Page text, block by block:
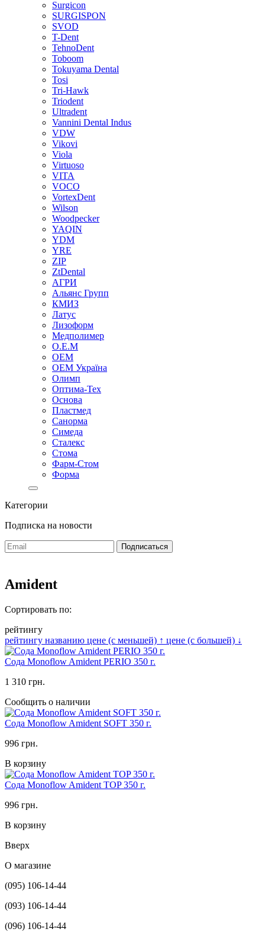
Surgicon
SURGISPON
SVOD
T-Dent
TehnoDent
Toboom
Tokuyama Dental
Tosi
Tri-Hawk
Triodent
Ultradent
Vannini Dental Indus
VDW
Vikovi
Viola
Virtuoso
VITA
VOCO
VortexDent
Wilson
Woodpecker
YAQIN
YDM
YRE
ZIP
ZtDental
АГРИ
Альянс Групп
КМИЗ
Латус
Лизоформ
Медполимер
О.Е.М
ОЕМ
ОЕМ Україна
Олимп
Оптима-Тех
Основа
Пластмед
Санорма
Симеда
Сталекс
Стома
Фарм-Стом
Форма
Категории
Подписка на новости
Amident
Сортировать по:
рейтингу
рейтингу названию цене (с меньшей) ↑ цене (с большей) ↓
Сода Monoflow Amident PERIO 350 г.
1 310 грн.
Сообщить о наличии
Сода Monoflow Amident SOFT 350 г.
996 грн.
В корзину
Сода Monoflow Amident TOP 350 г.
996 грн.
В корзину
Вверх
О магазине
(095) 106-14-44
(093) 106-14-44
(096) 106-14-44